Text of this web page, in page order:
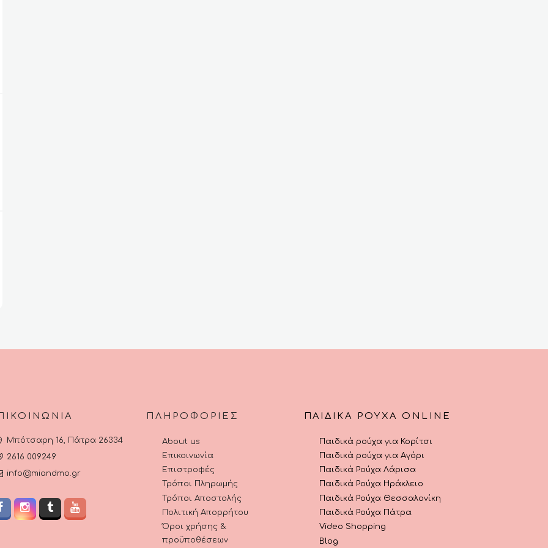
Μπότσαρη 16, Πάτρα 26334
2616 009249
info@miandmo.gr
ΠΛΗΡΟΦΟΡΊΕΣ
About us
Επικοινωνία
Επιστροφές
Τρόποι Πληρωμής
Τρόποι Αποστολής
Πολιτική Απορρήτου
Όροι χρήσης &
προϋποθέσεων
ΠΑΙΔΙΚΆ ΡΟΎΧΑ ONLINE
Παιδικά ρούχα για Κορίτσι
Παιδικά ρούχα για Αγόρι
Παιδικά Ρούχα Λάρισα
Παιδικά Ρούχα Ηράκλειο
Παιδικά Ρούχα Θεσσαλονίκη
Παιδικά Ρούχα Πάτρα
Video Shopping
Blog